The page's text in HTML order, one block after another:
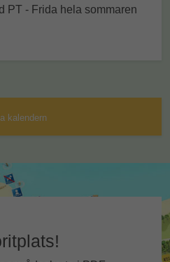
PT - Frida hela sommaren
kalendern